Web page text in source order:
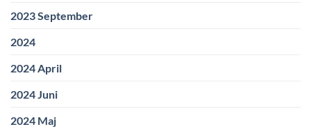
2023 September
2024
2024 April
2024 Juni
2024 Maj